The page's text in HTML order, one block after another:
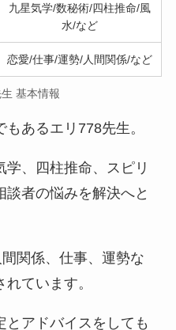
九星気学/数秘術/四柱推命/風
水/など
恋愛/仕事/運勢/人間関係/など
基本情報
あるエリ778先生。
、四柱推命、スピリ
者の悩みを解決へと
関係、仕事、運勢な
ています。
とアドバイスをしても